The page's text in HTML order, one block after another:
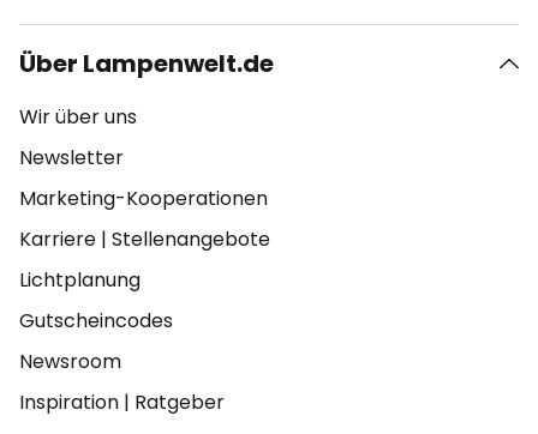
Über Lampenwelt.de
Wir über uns
Newsletter
Marketing-Kooperationen
Karriere | Stellenangebote
Lichtplanung
Gutscheincodes
Newsroom
Inspiration | Ratgeber